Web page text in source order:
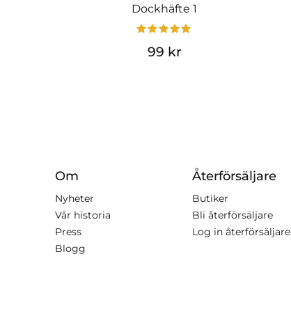
Dockhäfte 1
99 kr
Om
Nyheter
Vår historia
Press
Blogg
Återförsäljare
Butiker
Bli återförsäljare
Log in återförsäljare